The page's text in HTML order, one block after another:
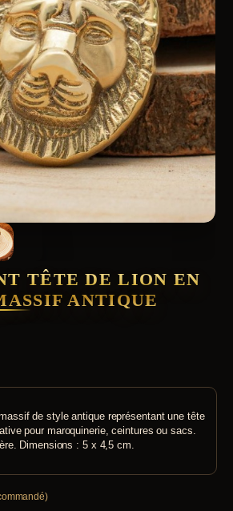
TÊTE DE LION EN
ANTIQUE
de style antique représentant une tête
pour maroquinerie, ceintures ou sacs.
Dimensions : 5 x 4,5 cm.